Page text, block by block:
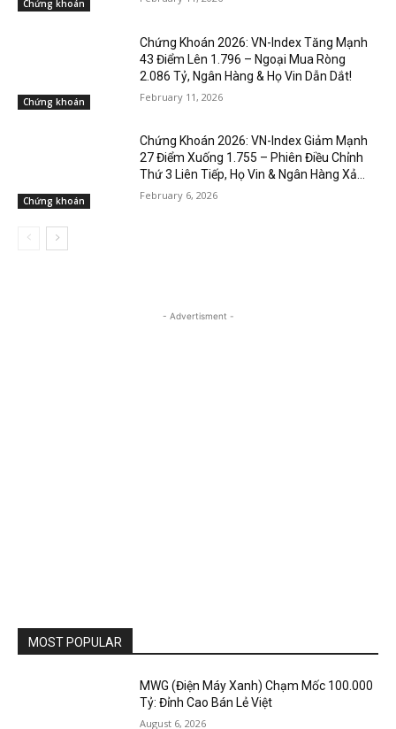
Chứng khoán
Chứng khoán
Chứng Khoán 2026: VN-Index Tăng Mạnh
43 Điểm Lên 1.796 – Ngoại Mua Ròng
2.086 Tỷ, Ngân Hàng & Họ Vin Dẫn Dắt!
February 11, 2026
Chứng khoán
Chứng Khoán 2026: VN-Index Giảm Mạnh
27 Điểm Xuống 1.755 – Phiên Điều Chỉnh
Thứ 3 Liên Tiếp, Họ Vin & Ngân Hàng Xả...
February 6, 2026
- Advertisment -
MOST POPULAR
MWG (Điện Máy Xanh) Chạm Mốc 100.000
Tỷ: Đỉnh Cao Bán Lẻ Việt
August 6, 2026